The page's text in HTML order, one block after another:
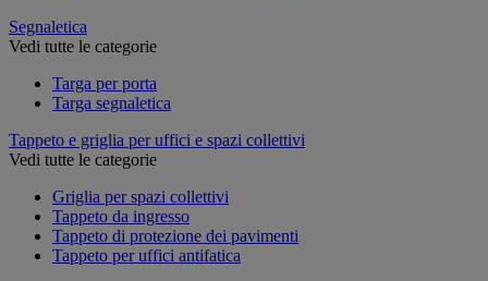
Segnaletica
Vedi tutte le categorie
Targa per porta
Targa segnaletica
Tappeto e griglia per uffici e spazi collettivi
Vedi tutte le categorie
Griglia per spazi collettivi
Tappeto da ingresso
Tappeto di protezione dei pavimenti
Tappeto per uffici antifatica